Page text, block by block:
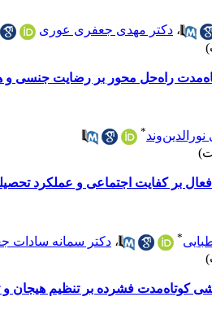
، دکتر مهدی جعفری عوری
راه‌حل‌ محور بر رضایت جنسی
*
بر کفایت اجتماعی و عملکرد
* ، دکتر سمانه سادات
کوتاه‌مدت فشرده بر تنظیم هیجان و